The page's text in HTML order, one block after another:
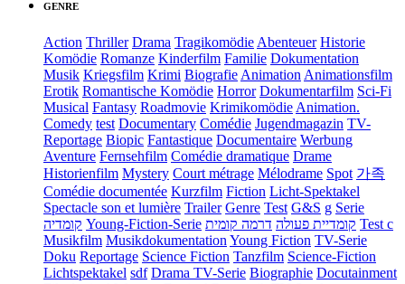
GENRE
Action Thriller Drama TragikomödieAbenteuer Historie
Komödie Romanze Kinderfilm Familie Dokumentation
Musik Kriegsfilm Krimi BiografieAnimationAnimationsfilm
Erotik Romantische Komödie Horror Dokumentarfilm Sci-Fi
Musical Fantasy Roadmovie KrimikomödieAnimation.
Comedy test Documentary Comédie Jugendmagazin TV-
Reportage Biopic Fantastique Documentaire Werbung
Aventure Fernsehfilm Comédie dramatique Drame
Historienfilm Mystery Court métrage Mélodrame Spot 가족
Comédie documentée Kurzfilm Fiction Licht-Spektakel
Spectacle son et lumière Trailer Genre Test G&S g Serie
קומדיה Young-Fiction-Serie קומדיית פעולה דרמה קומית
Test c
Musikfilm MusikdokumentationYoung Fiction TV-Serie
Doku Reportage Science Fiction Tanzfilm Science-Fiction
Lichtspektakel sdf Drama TV-Serie Biographie Docutainment